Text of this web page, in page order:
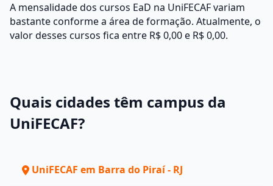
A mensalidade dos cursos EaD na UniFECAF variam
bastante conforme a área de formação. Atualmente, o
valor desses cursos fica entre R$ 0,00 e R$ 0,00.
Quais cidades têm campus da
UniFECAF?
UniFECAF em Barra do Piraí - RJ